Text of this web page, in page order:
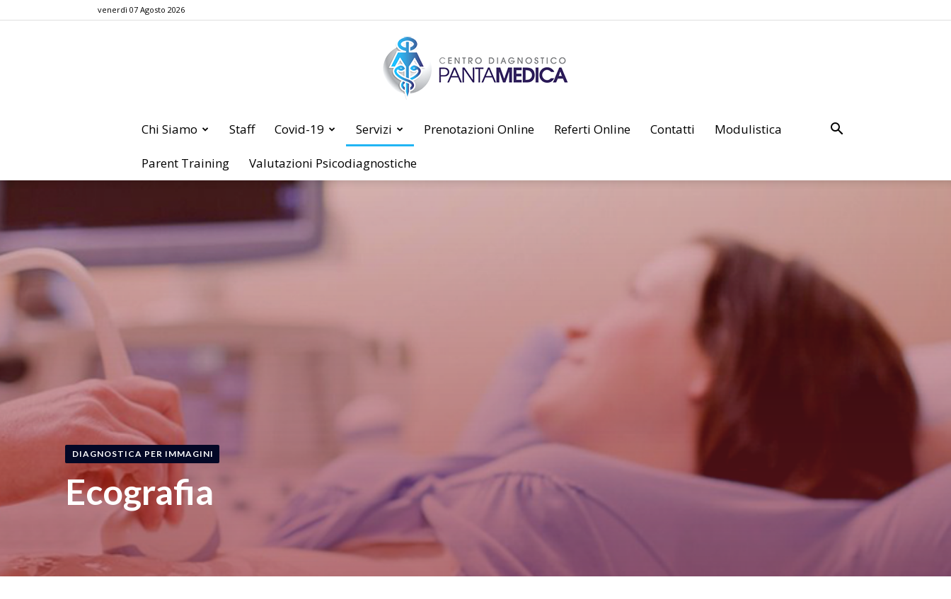
venerdì 07 Agosto 2026
Chi Siamo Staff Covid-19 Servizi Prenotazioni Online Referti Online Contatti Modulistica
Parent Training Valutazioni Psicodiagnostiche
DIAGNOSTICA PER IMMAGINI
Ecografia